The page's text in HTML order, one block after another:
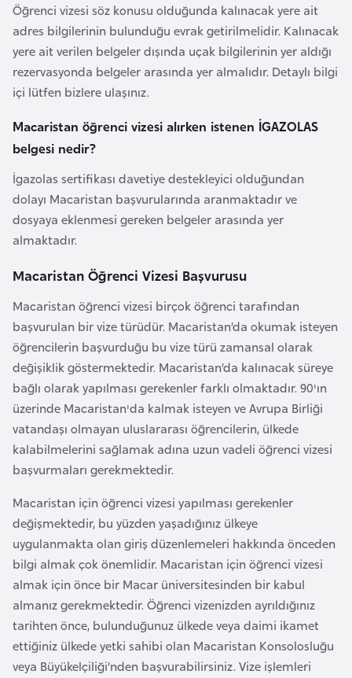
Öğrenci vizesi söz konusu olduğunda kalınacak yere ait
adres bilgilerinin bulunduğu evrak getirilmelidir. Kalınacak
yere ait verilen belgeler dışında uçak bilgilerinin yer aldığı
rezervasyonda belgeler arasında yer almalıdır. Detaylı bilgi
içi lütfen bizlere ulaşınız.
Macaristan öğrenci vizesi alırken istenen İGAZOLAS
belgesi nedir?
İgazolas sertifikası davetiye destekleyici olduğundan
dolayı Macaristan başvurularında aranmaktadır ve
dosyaya eklenmesi gereken belgeler arasında yer
almaktadır.
Macaristan Öğrenci Vizesi Başvurusu
Macaristan öğrenci vizesi birçok öğrenci tarafından
başvurulan bir vize türüdür. Macaristan’da okumak isteyen
öğrencilerin başvurduğu bu vize türü zamansal olarak
değişiklik göstermektedir. Macaristan’da kalınacak süreye
bağlı olarak yapılması gerekenler farklı olmaktadır. 90'ın
üzerinde Macaristan'da kalmak isteyen ve Avrupa Birliği
vatandaşı olmayan uluslararası öğrencilerin, ülkede
kalabilmelerini sağlamak adına uzun vadeli öğrenci vizesi
başvurmaları gerekmektedir.
Macaristan için öğrenci vizesi yapılması gerekenler
değişmektedir, bu yüzden yaşadığınız ülkeye
uygulanmakta olan giriş düzenlemeleri hakkında önceden
bilgi almak çok önemlidir. Macaristan için öğrenci vizesi
almak için önce bir Macar üniversitesinden bir kabul
almanız gerekmektedir. Öğrenci vizenizden ayrıldığınız
tarihten önce, bulunduğunuz ülkede veya daimi ikamet
ettiğiniz ülkede yetki sahibi olan Macaristan Konsolosluğu
veya Büyükelçiliği’nden başvurabilirsiniz. Vize işlemleri
r
u
s
B
e
l
ç
i
k
a
B
n
i
n
B
o
s
n
a
H
e
r
s
e
k
B
u